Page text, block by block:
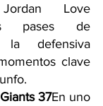
Jordan Love
pases de
defensiva
clave
37En uno